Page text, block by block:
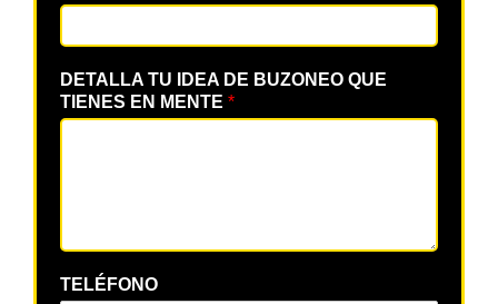
DETALLA TU IDEA DE BUZONEO QUE
TIENES EN MENTE *
TELÉFONO